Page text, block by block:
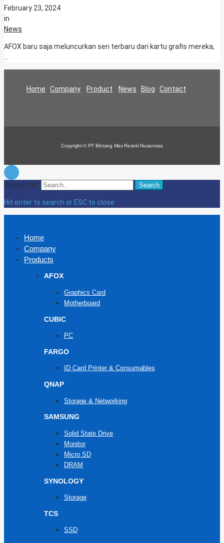
February 23, 2024
in
News
AFOX baru saja meluncurkan seri terbaru dari kartu grafis mereka,
Home Company Product News Blog Contact
Copyright © PT Bintang Mas Rezeki Nusantara
Search for: Search
Hit enter to search or ESC to close
Home
Company
Products
AFOX
Graphics Card
Motherboard
CUBIC
PC
FARGO
ID Card Printer & Consumables
QNAP
Storage & Networking
SAMSUNG
Solid State Drive
Monitor
Micro SD
DRAM
SYNOLOGY
Storage
TCS
SSD